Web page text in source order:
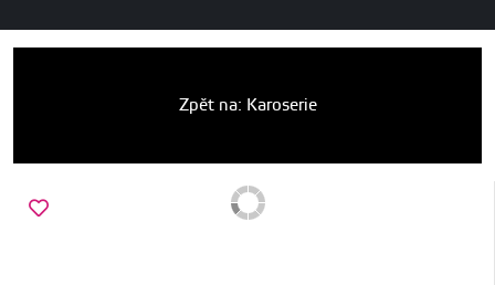
Zpět na: Karoserie